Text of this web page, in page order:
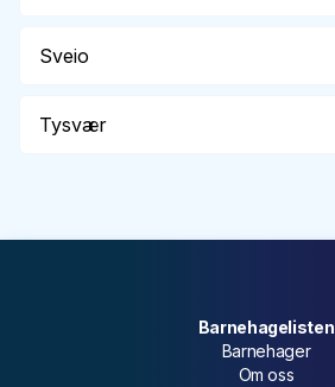
Sveio
Tysvær
Barnehagelisten
Barnehager
Om oss